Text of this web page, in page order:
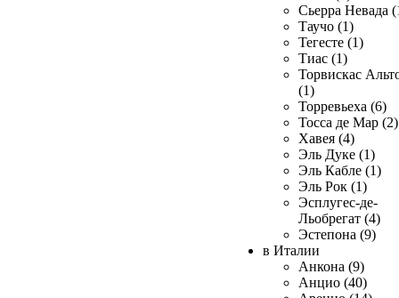
Сьерра Невада
Таучо (1)
Тегесте (1)
Тиас (1)
Торвискас
(1)
Торревьеха (6)
Тосса де Мар (2)
Хавея (4)
Эль Дуке (1)
Эль Кабле (1)
Эль Рок (1)
Эсплугес-де-
Льобрегат (4)
Эстепона (9)
в Италии
Анкона (9)
Анцио (40)